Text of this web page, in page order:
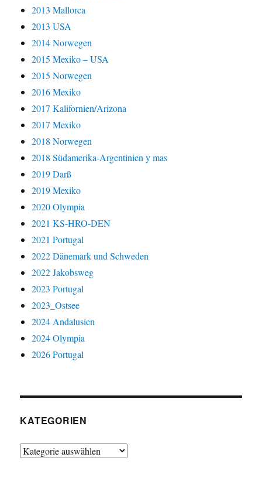
2013 Mallorca
2013 USA
2014 Norwegen
2015 Mexiko – USA
2015 Norwegen
2016 Mexiko
2017 Kalifornien/Arizona
2017 Mexiko
2018 Norwegen
2018 Südamerika-Argentinien y mas
2019 Darß
2019 Mexiko
2020 Olympia
2021 KS-HRO-DEN
2021 Portugal
2022 Dänemark und Schweden
2022 Jakobsweg
2023 Portugal
2023_Ostsee
2024 Andalusien
2024 Olympia
2026 Portugal
KATEGORIEN
Kategorien